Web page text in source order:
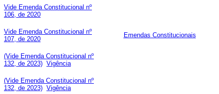
Vide Emenda Constitucional nº
106, de 2020
Vide Emenda Constitucional nº
107, de 2020
(Vide Emenda Constitucional nº
132, de 2023) Vigência
(Vide Emenda Constitucional nº
132, de 2023) Vigência
Emendas Constitucionais